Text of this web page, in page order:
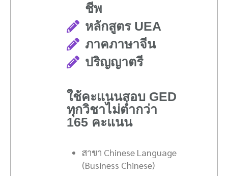
ชีพ
หลักสูตร UEA
ภาคภาษาจีน
ปริญญาตรี
ใช้คะแนนสอบ GED
ทุกวิชาไม่ต่ำกว่า
165 คะแนน
สาขา Chinese Language
(Business Chinese)